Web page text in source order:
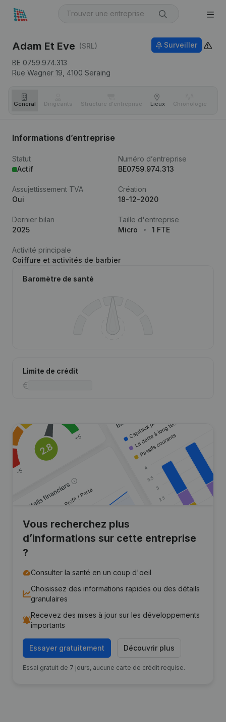
Adam Et Eve (SRL)
BE 0759.974.313
Rue Wagner 19, 4100 Seraing
Surveiller
Général Dirigeants Structure d'entreprise Lieux Chronologie
Informations d’entreprise
Statut
Actif
Numéro d’entreprise
BE0759.974.313
Assujettissement TVA
Oui
Création
18-12-2020
Dernier bilan
2025
Taille d'entreprise
Micro
1 FTE
Activité principale
Coiffure et activités de barbier
Baromètre de santé
Limite de crédit
Vous recherchez plus
d’informations sur cette entreprise
?
Consulter la santé en un coup d'oeil
Choisissez des informations rapides ou des détails
granulaires
Recevez des mises à jour sur les développements
importants
Essayer gratuitement Découvrir plus
Essai gratuit de 7 jours, aucune carte de crédit requise.